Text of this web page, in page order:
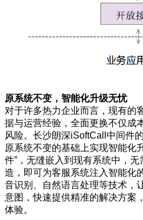
原系统不变，智能化升级无忧
对于许多热力企业而言，现有的
据与运营经验，全面更换不仅成
风险。长沙朗深iSoftCall中间件
原系统不变的基础上实现智能化
件”，无缝嵌入到现有系统中，
造，即可为客服系统注入智能化
音识别、自然语言处理等技术，
意图，快速提供精准的解决方案
体验。